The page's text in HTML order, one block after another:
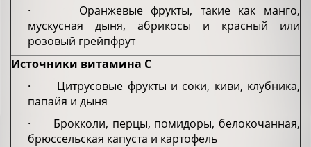
· Оранжевые фрукты, такие как манго,
мускусная дыня, абрикосы и красный или
розовый грейпфрут
Источники витамина C
· Цитрусовые фрукты и соки, киви, клубника,
папайя и дыня
· Брокколи, перцы, помидоры, белокочанная,
брюссельская капуста и картофель